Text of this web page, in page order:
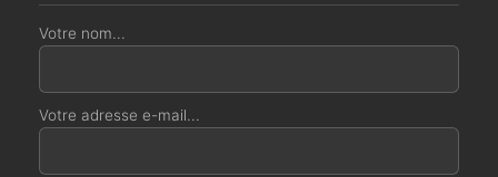
Votre nom...
Votre adresse e-mail...